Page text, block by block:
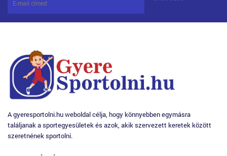
A gyeresportolni.hu weboldal célja, hogy könnyebben egymásra
találjanak a sportegyesületek és azok, akik szervezett keretek között
szeretnének sportolni.